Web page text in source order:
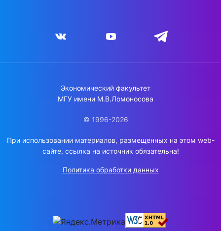
Экономический факультет
МГУ имени М.В.Ломоносова
© 1996-2026
При использовании материалов, размещенных на этом web-
сайте, ссылка на источник обязательна!
Политика обработки данных